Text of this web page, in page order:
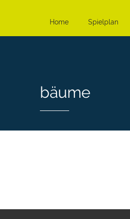
Home Spielplan
bäume